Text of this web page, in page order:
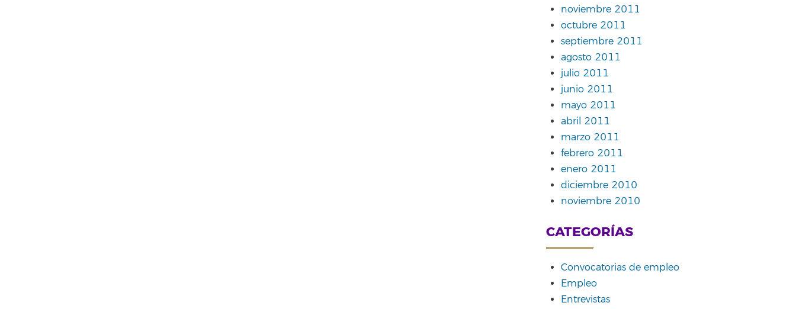
noviembre 2011
octubre 2011
septiembre 2011
agosto 2011
julio 2011
junio 2011
mayo 2011
abril 2011
marzo 2011
febrero 2011
enero 2011
diciembre 2010
noviembre 2010
CATEGORÍAS
Convocatorias de empleo
Empleo
Entrevistas